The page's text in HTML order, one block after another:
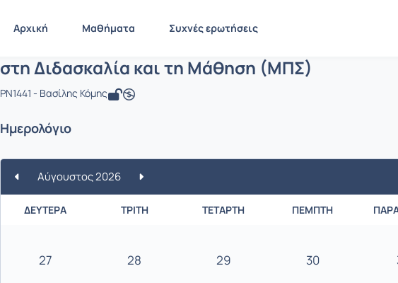
Αρχική Μαθήματα Συχνές ερωτήσεις
Μάθημα : Εφαρμογές των Τεχνολογιών της
Κωδικός : PN1441
Εφαρμογές των Τεχνολογιών της Πληροφορίας
στη Διδασκαλία και τη Μάθηση (ΜΠΣ)
PN1441 - Βασίλης Κόμης
Ημερολόγιο
Αύγουστος 2026
ΔΕΥΤΈΡΑ ΤΡΊΤΗ ΤΕΤΆΡΤΗ ΠΈΜΠΤΗ
27 28 29 30